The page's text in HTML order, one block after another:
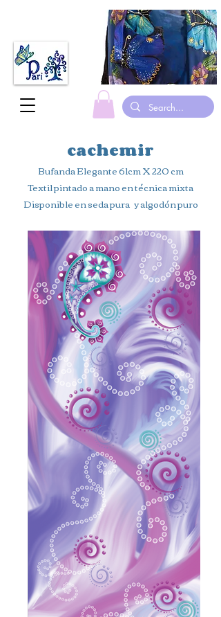
cachemir
Bufanda Elegante 61cm X 220 cm
Textil pintado a mano en técnica mixta
Disponible en seda pura y algodón puro